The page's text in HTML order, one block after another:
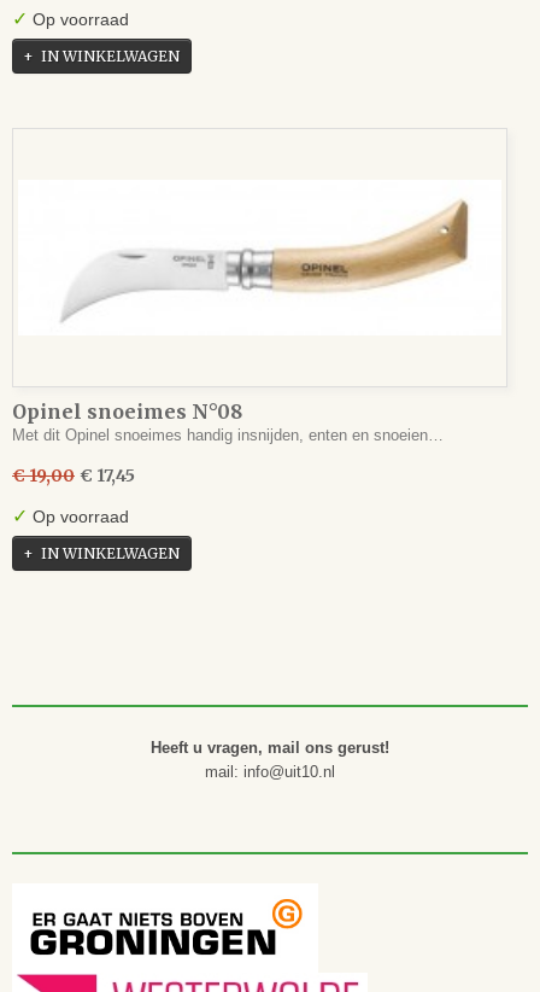
✓ Op voorraad
IN WINKELWAGEN
Opinel snoeimes N°08
Met dit Opinel snoeimes handig insnijden, enten en snoeien…
€ 19,00 € 17,45
✓ Op voorraad
IN WINKELWAGEN
Heeft u vragen, mail ons gerust!
mail: info@uit10.nl